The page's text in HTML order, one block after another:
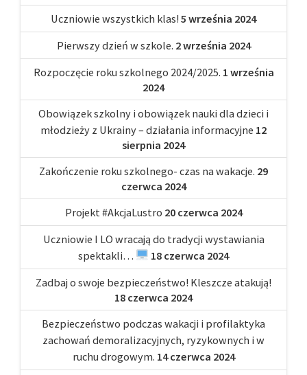
Uczniowie wszystkich klas! 5 września 2024
Pierwszy dzień w szkole. 2 września 2024
Rozpoczęcie roku szkolnego 2024/2025. 1 września
2024
Obowiązek szkolny i obowiązek nauki dla dzieci i
młodzieży z Ukrainy – działania informacyjne 12
sierpnia 2024
Zakończenie roku szkolnego- czas na wakacje. 29
czerwca 2024
Projekt #AkcjaLustro 20 czerwca 2024
Uczniowie I LO wracają do tradycji wystawiania
spektakli…
18 czerwca 2024
Zadbaj o swoje bezpieczeństwo! Kleszcze atakują!
18 czerwca 2024
Bezpieczeństwo podczas wakacji i profilaktyka
zachowań demoralizacyjnych, ryzykownych i w
ruchu drogowym. 14 czerwca 2024